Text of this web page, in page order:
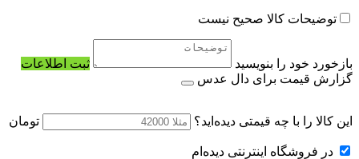
توضیحات کالا صحیح نیست
بازخورد خود را بنویسید
ثبت اطلاعات
گزارش قیمت برای دال عدس
این کالا را با چه قیمتی دیده‌اید؟ تومان
در فروشگاه اینترنتی دیده‌ام